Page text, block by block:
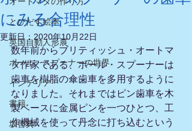
とびだす絵本
英国自動人形展
ポール・スプーナーの世界
インテリア
書籍
坂啓典
にみる合理性
更新日： 2020年10月22日
数年前からブリティッシュ・オートマ
タ作家である、ポール・スプーナーは
歯車を樹脂の傘歯車を多用するように
なりました。それまではピン歯車を木
製ベースに金属ピンを一つひとつ、工
作機械を使って丹念に打ち込むという